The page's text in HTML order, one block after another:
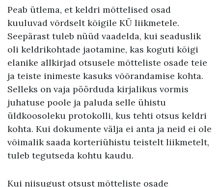
Peab ütlema, et keldri mõttelised osad
kuuluvad võrdselt kõigile KÜ liikmetele.
Seepärast tuleb nüüd vaadelda, kui seaduslik
oli keldrikohtade jaotamine, kas koguti kõigi
elanike allkirjad otsusele mõtteliste osade teie
ja teiste inimeste kasuks võõrandamise kohta.
Selleks on vaja pöörduda kirjalikus vormis
juhatuse poole ja paluda selle ühistu
üldkoosoleku protokolli, kus tehti otsus keldri
kohta. Kui dokumente välja ei anta ja neid ei ole
võimalik saada korteriühistu teistelt liikmetelt,
tuleb tegutseda kohtu kaudu.
Kui niisugust otsust mõtteliste osade